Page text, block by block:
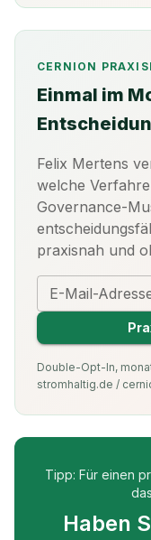
CERNION
Einmal im
Felix Mertens
welche
Governance-
praxisnah und
E-Mail-
Double-Opt-In,
stromhaltig.de /
Tipp: Für einen
das
Haben